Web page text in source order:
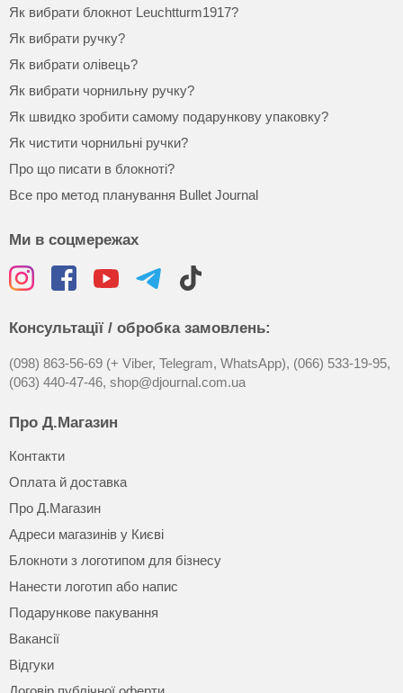
Як вибрати блокнот Leuchtturm1917?
Як вибрати ручку?
Як вибрати олівець?
Як вибрати чорнильну ручку?
Як швидко зробити самому подарункову упаковку?
Як чистити чорнильні ручки?
Про що писати в блокноті?
Все про метод планування Bullet Journal
Ми в соцмережах
Консультації / обробка замовлень:
(098) 863-56-69 (+ Viber, Telegram, WhatsApp), (066) 533-19-95,
(063) 440-47-46, shop@djournal.com.ua
Про Д.Магазин
Контакти
Оплата й доставка
Про Д.Магазин
Адреси магазинів у Києві
Блокноти з логотипом для бізнесу
Нанести логотип або напис
Подарункове пакування
Вакансії
Відгуки